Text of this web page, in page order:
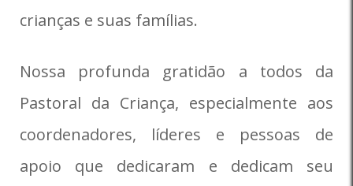
crianças e suas famílias.
Nossa profunda gratidão a todos da
Pastoral da Criança, especialmente aos
coordenadores, líderes e pessoas de
apoio que dedicaram e dedicam seu